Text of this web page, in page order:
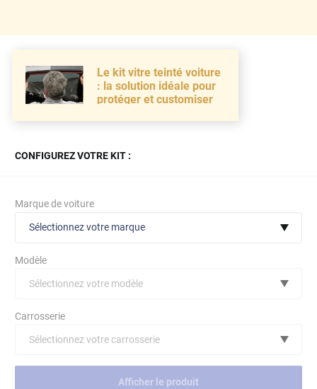
Le kit vitre teinté voiture
: la solution idéale pour
protéger et customiser
CONFIGUREZ VOTRE KIT :
Marque de voiture
Sélectionnez votre marque
Modèle
Sélectionnez votre modèle
Carrosserie
Sélectionnez votre carrosserie
Afficher le produit